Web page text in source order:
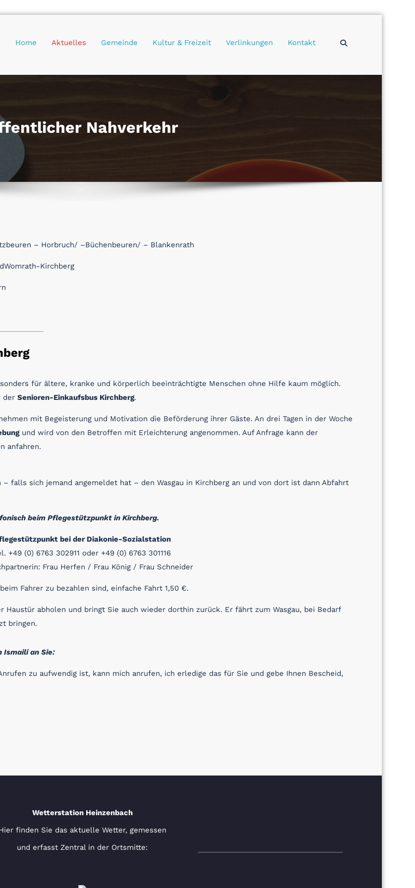
Home Aktuelles Gemeinde Kultur & Freizeit Verlinkungen Kontakt
Nahverkehr
– Horbruch/ –Büchenbeuren/ – Blankenrath
Kirchberg
für ältere, kranke und körperlich beeinträchtigte Menschen ohne Hilfe kaum möglich.
der Senioren-Einkaufsbus Kirchberg.
mit Begeisterung und Motivation die Beförderung ihrer Gäste. An drei Tagen in der Woche
und wird von den Betroffen mit Erleichterung angenommen. Auf Anfrage kann der
anfahren.
– falls sich jemand angemeldet hat – den Wasgau in Kirchberg an und von dort ist dann Abfahrt
beim Pflegestützpunkt in Kirchberg.
bei der Diakonie-Sozialstation
+49 (0) 6763 302911 oder +49 (0) 6763 301116
Frau Herfen / Frau König / Frau Schneider
Fahrer zu bezahlen sind, einfache Fahrt 1,50 €.
Haustür abholen und bringt Sie auch wieder dorthin zurück. Er fährt zum Wasgau, bei Bedarf
bringen.
Ismaili an Sie:
zu aufwendig ist, kann mich anrufen, ich erledige das für Sie und gebe Ihnen Bescheid,
Wetterstation Heinzenbach
finden Sie das aktuelle Wetter, gemessen
und erfasst Zentral in der Ortsmitte: